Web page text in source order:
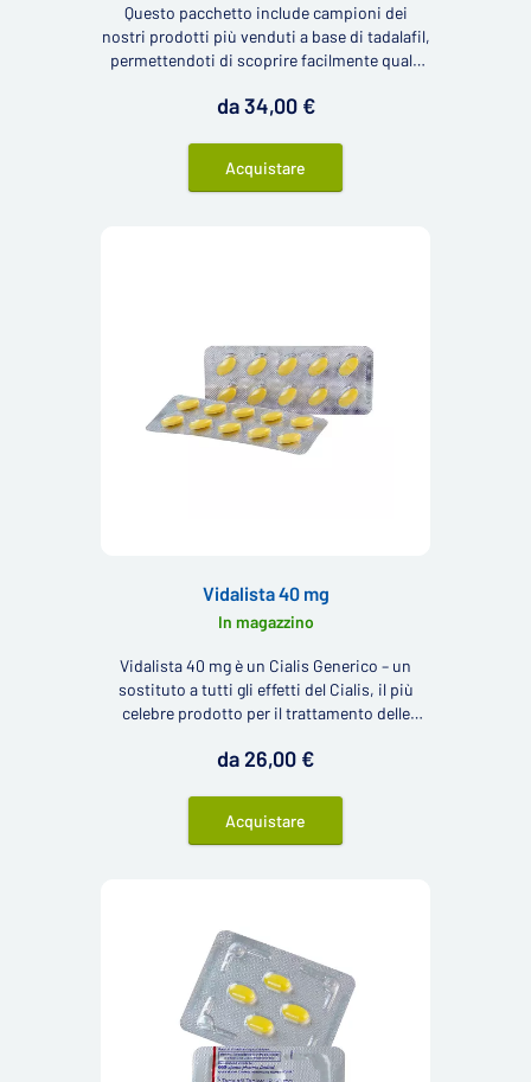
Questo pacchetto include campioni dei
nostri prodotti più venduti a base di tadalafil,
permettendoti di scoprire facilmente quale
da 34,00 €
Acquistare
Vidalista 40 mg
In magazzino
Vidalista 40 mg è un Cialis Generico – un
sostituto a tutti gli effetti del Cialis, il più
celebre prodotto per il trattamento delle
medicinale contiene 40 mg del principio
da 26,00 €
Acquistare